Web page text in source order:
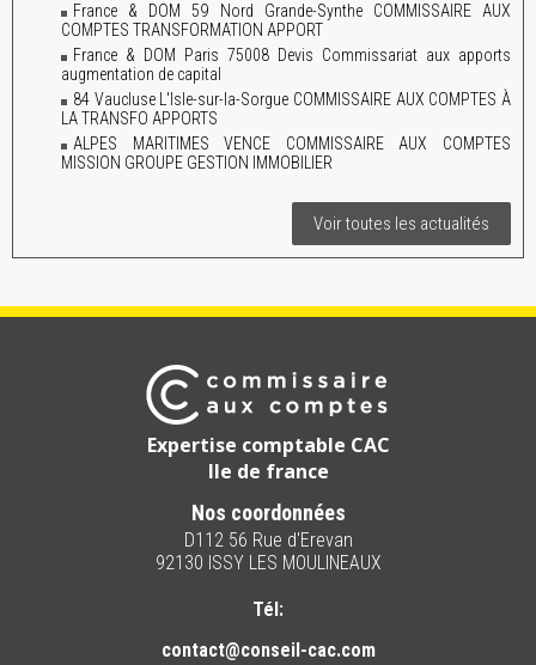
France & DOM 59 Nord Grande-Synthe COMMISSAIRE AUX
COMPTES TRANSFORMATION APPORT
France & DOM Paris 75008 Devis Commissariat aux apports
augmentation de capital
84 Vaucluse L'Isle-sur-la-Sorgue COMMISSAIRE AUX COMPTES À
LA TRANSFO APPORTS
ALPES MARITIMES VENCE COMMISSAIRE AUX COMPTES
MISSION GROUPE GESTION IMMOBILIER
Voir toutes les actualités
Expertise comptable CAC
Ile de france
Nos coordonnées
D112 56 Rue d'Erevan
92130 ISSY LES MOULINEAUX
Tél:
contact@conseil-cac.com